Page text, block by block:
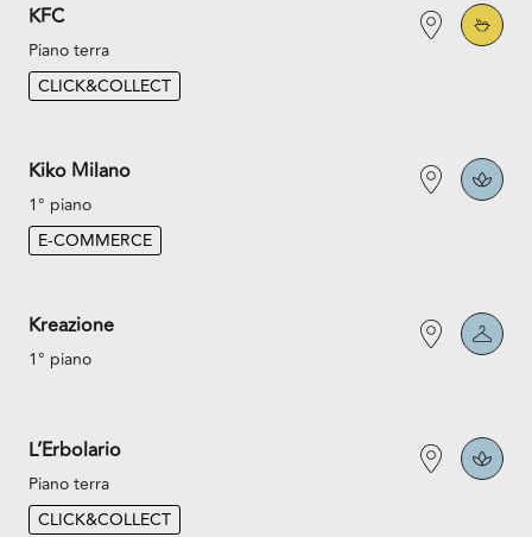
KFC
Piano terra
CLICK&COLLECT
Kiko Milano
1° piano
E-COMMERCE
Kreazione
1° piano
L’Erbolario
Piano terra
CLICK&COLLECT